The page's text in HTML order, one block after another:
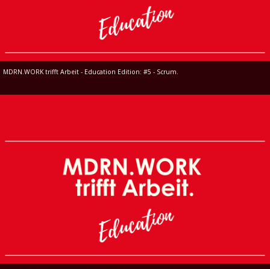
MDRN.WORK trifft Arbeit - Education Edition: #5 - Scrum.